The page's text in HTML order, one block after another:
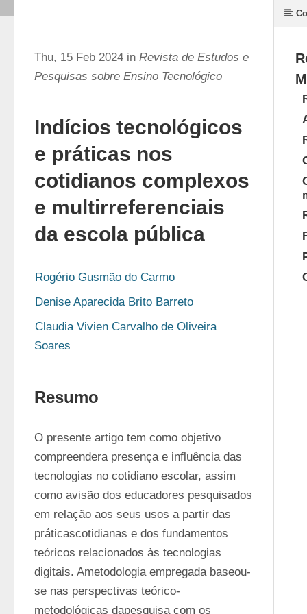
Thu, 15 Feb 2024 in Revista de Estudos e
Pesquisas sobre Ensino Tecnológico
Indícios tecnológicos
e práticas nos
cotidianos complexos
e multirreferenciais
da escola pública
Rogério Gusmão do Carmo
Denise Aparecida Brito Barreto
Claudia Vivien Carvalho de Oliveira
Soares
Resumo
O presente artigo tem como objetivo
compreendera presença e influência das
tecnologias no cotidiano escolar, assim
como avisão dos educadores pesquisados
em relação aos seus usos a partir das
práticascotidianas e dos fundamentos
teóricos relacionados às tecnologias
digitais. Ametodologia empregada baseou-
se nas perspectivas teórico-
metodológicas dapesquisa com os